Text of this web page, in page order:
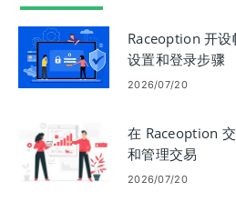
Raceoption 开
设置和登录步骤
2026/07/20
在 Raceoption
和管理交易
2026/07/20